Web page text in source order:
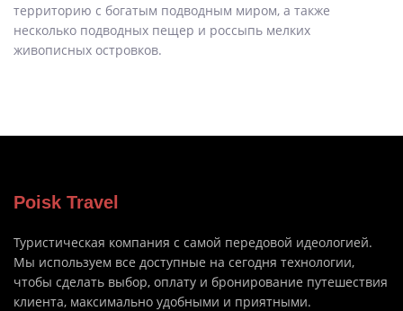
территорию с богатым подводным миром, а также
несколько подводных пещер и россыпь мелких
живописных островков.
Poisk Travel
Туристическая компания с самой передовой идеологией.
Мы используем все доступные на сегодня технологии,
чтобы сделать выбор, оплату и бронирование путешествия
клиента, максимально удобными и приятными.